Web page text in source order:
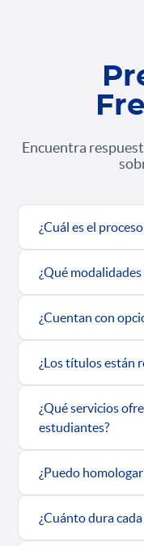
Encuentra
¿Cuál es el
¿Qué
¿Cuentan con
¿Los títulos están
¿Qué servicios
estudiantes?
¿Puedo
¿Cuánto dura